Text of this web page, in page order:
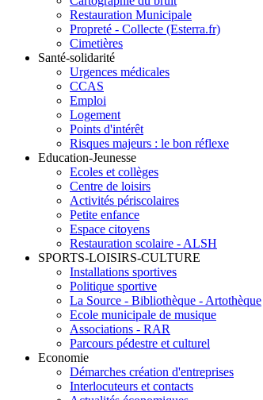
Restauration Municipale
Propreté - Collecte (Esterra.fr)
Cimetières
Santé-solidarité
Urgences médicales
CCAS
Emploi
Logement
Points d'intérêt
Risques majeurs : le bon réflexe
Education-Jeunesse
Ecoles et collèges
Centre de loisirs
Activités périscolaires
Petite enfance
Espace citoyens
Restauration scolaire - ALSH
SPORTS-LOISIRS-CULTURE
Installations sportives
Politique sportive
La Source - Bibliothèque - Artothèque
Ecole municipale de musique
Associations - RAR
Parcours pédestre et culturel
Economie
Démarches création d'entreprises
Interlocuteurs et contacts